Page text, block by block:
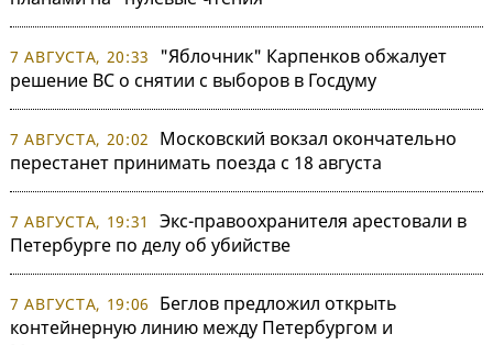
7 АВГУСТА, 20:33
"Яблочник" Карпенков обжалует
решение ВС о снятии с выборов в Госдуму
7 АВГУСТА, 20:02
Московский вокзал окончательно
перестанет принимать поезда с 18 августа
7 АВГУСТА, 19:31
Экс-правоохранителя арестовали в
Петербурге по делу об убийстве
7 АВГУСТА, 19:06
Беглов предложил открыть
контейнерную линию между Петербургом и